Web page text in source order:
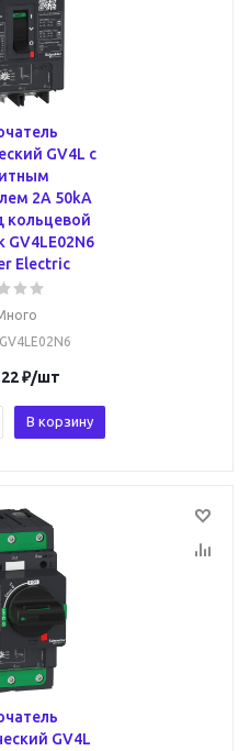
GV4L с
2A 50kA
кольцевой
GV4LE02N6
Electric
₽/шт
В корзину
GV4L